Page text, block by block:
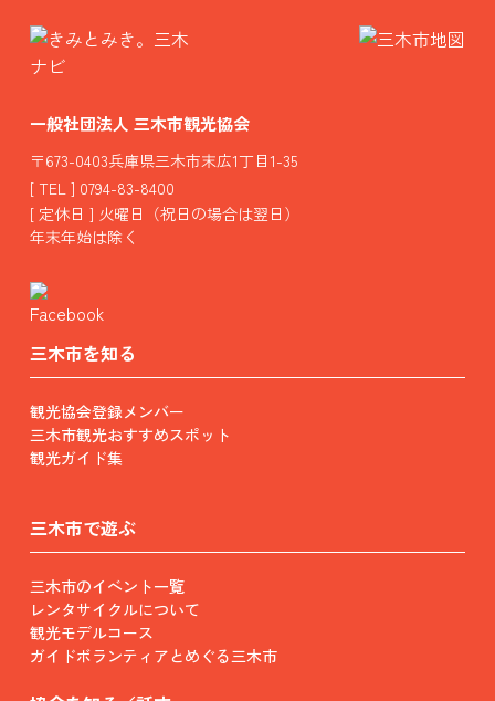
一般社団法人 三木市観光協会
〒673-0403兵庫県三木市末広1丁目1-35
[ TEL ] 0794-83-8400
[ 定休日 ] 火曜日（祝日の場合は翌日）
年末年始は除く
三木市を知る
観光協会登録メンバー
三木市観光おすすめスポット
観光ガイド集
三木市で遊ぶ
三木市のイベント一覧
レンタサイクルについて
観光モデルコース
ガイドボランティアとめぐる三木市